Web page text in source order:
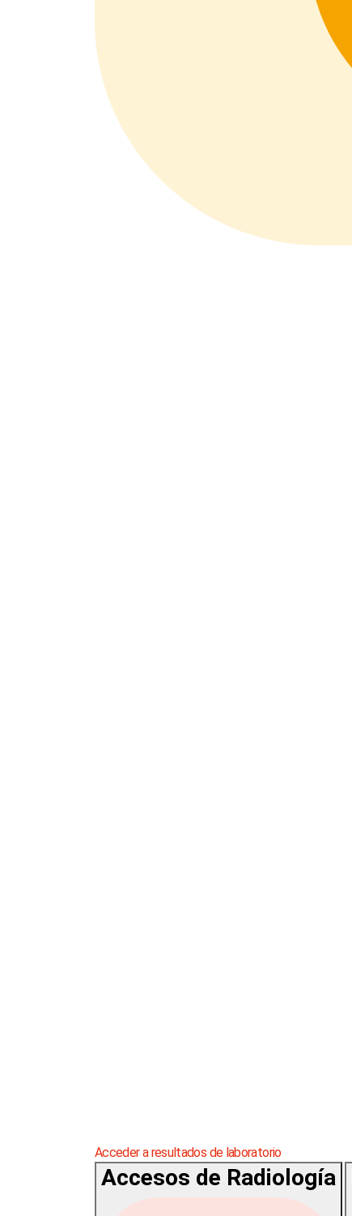
Acceder a resultados de laboratorio
Accesos de Radiología